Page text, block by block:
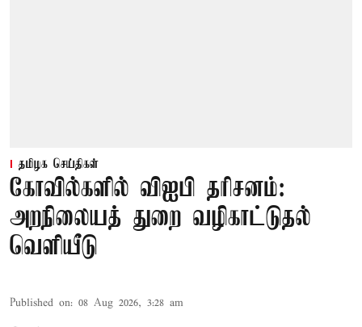
தமிழக செய்திகள்
கோவில்களில் விஐபி தரிசனம்:
அறநிலையத் துறை வழிகாட்டுதல்
வெளியீடு
Published on: 08 Aug 2026, 3:28 am